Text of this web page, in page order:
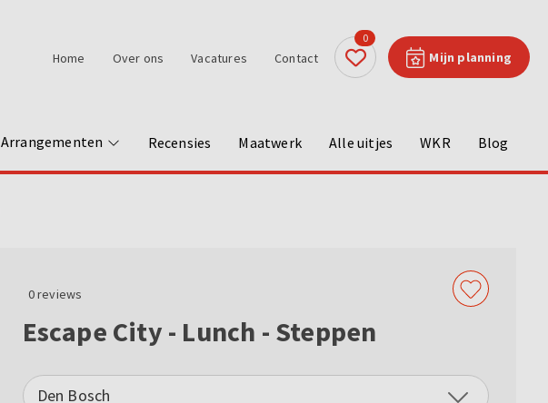
Mijn planning
0
Home Over ons Vacatures Contact
Arrangementen Recensies Maatwerk Alle uitjes WKR Blog
0reviews
Escape City - Lunch - Steppen
Den Bosch